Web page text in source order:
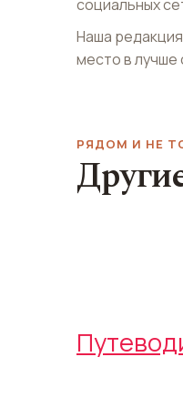
социальных
Наша редакция
место в лучше
РЯДОМ И НЕ
Зоопарк